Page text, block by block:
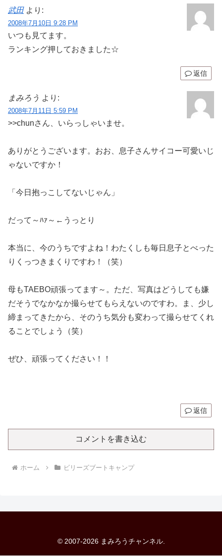
武田 より:
2008年7月10日 9:28 PM
いつも見てます。
ランキング押しておきました☆
返信
まみろう より:
2008年7月11日 5:59 PM
>>chunさん、いらっしゃいませ。
ありがとうございます。おお、息子さんサイコー可愛いじ
ゃないですか！
「今日抱っこしてないじゃん」
だって～ﾊｧ～←うっとり
本当に、今のうちですよね！わたくしも毎日息子とべった
りくっつきまくりですわ！（笑）
母もTAEBO頑張ってます～。ただ、写真はどうしても嫌
だそうでなかなか撮らせてもらえないのですわ。ま、少し
締まってきたから、そのうち気分も変わって撮らせてくれ
ることでしょう（笑）
ぜひ、頑張ってください！！
返信
コメントを書き込む
ホーム ビリーズブートキャンプ
© 2007-2026 まみろうチャンネル.